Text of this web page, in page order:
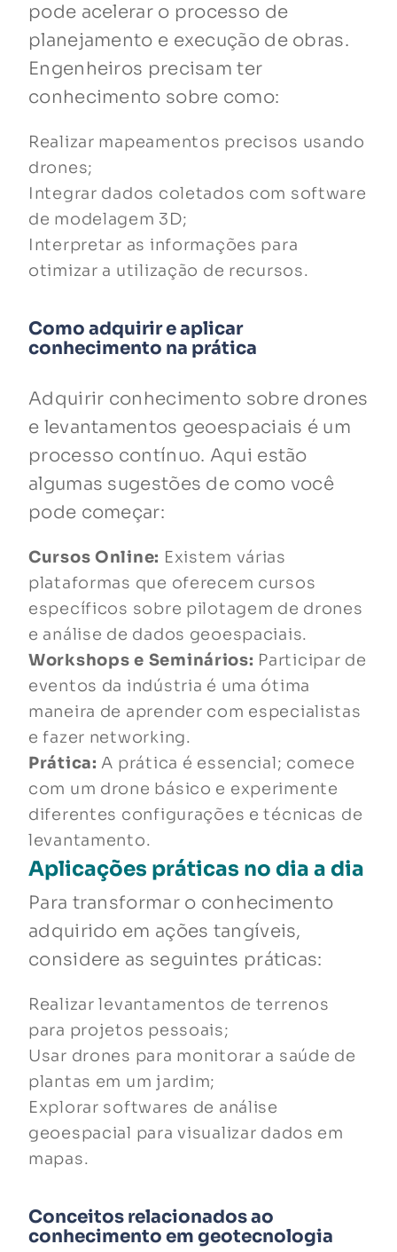
pode acelerar o processo de
planejamento e execução de obras.
Engenheiros precisam ter
conhecimento sobre como:
Realizar mapeamentos precisos usando
drones;
Integrar dados coletados com software
de modelagem 3D;
Interpretar as informações para
otimizar a utilização de recursos.
Como adquirir e aplicar
conhecimento na prática
Adquirir conhecimento sobre drones
e levantamentos geoespaciais é um
processo contínuo. Aqui estão
algumas sugestões de como você
pode começar:
Cursos Online: Existem várias
plataformas que oferecem cursos
específicos sobre pilotagem de drones
e análise de dados geoespaciais.
Workshops e Seminários: Participar de
eventos da indústria é uma ótima
maneira de aprender com especialistas
e fazer networking.
Prática: A prática é essencial; comece
com um drone básico e experimente
diferentes configurações e técnicas de
levantamento.
Aplicações práticas no dia a dia
Para transformar o conhecimento
adquirido em ações tangíveis,
considere as seguintes práticas:
Realizar levantamentos de terrenos
para projetos pessoais;
Usar drones para monitorar a saúde de
plantas em um jardim;
Explorar softwares de análise
geoespacial para visualizar dados em
mapas.
Conceitos relacionados ao
conhecimento em geotecnologia